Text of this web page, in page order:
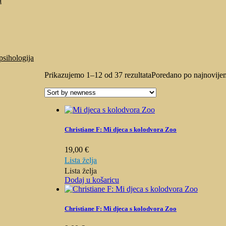
Prikazujemo 1–12 od 37 rezultataPoredano po
Christiane F: Mi djeca s kolodvora Zoo
19,00 €
Lista želja
Lista želja
Dodaj u košaricu
Christiane F: Mi djeca s kolodvora Zoo